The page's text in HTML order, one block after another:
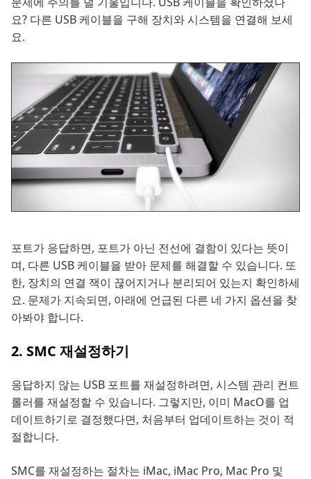
요? 다른 USB 케이블을 구해 장치와 시스템을 연결해 보세
요.
포트가 응답하면, 포트가 아닌 전선에 결함이 있다는 뜻이
며, 다른 USB 케이블을 받아 문제를 해결할 수 있습니다. 또
한, 장치의 연결 잭이 끊어지거나 분리되어 있는지 확인하세
요. 문제가 지속되면, 아래에 언급된 다른 네 가지 옵션을 찾
아봐야 합니다.
2. SMC 재설정하기
응답하지 않는 USB 포트를 재설정하려면, 시스템 관리 컨트
롤러를 재설정할 수 있습니다. 그렇지만, 이미 MacO를 업
데이트하기로 결정했다면, 처음부터 업데이트하는 것이 적
절합니다.
SMC를 재설정하는 절차는 iMac, iMac Pro, Mac Pro 및